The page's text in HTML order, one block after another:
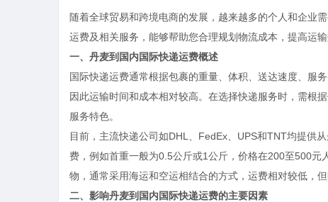
随着全球贸易和跨境电商的发展，越来越多的个人和企业
运费及相关服务，能够帮助您合理规划物流成本，提高运输
一、丹麦到国内国际快递运费概述
国际快递运费通常根据包裹的重量、体积、送达速度、服
因此运输时间和成本相对较高。在选择快递服务时，需根
服务特色。
目前，主流快递公司如DHL、FedEx、UPS和TNT均提供
费，例如首重一般为0.5公斤或1公斤，价格在200至500
物，通常采用海运和空运相结合的方式，运费相对较低，但
二、影响丹麦到国内国际快递运费的主要因素